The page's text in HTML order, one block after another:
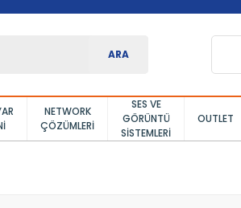
ARA
NETWORK
ÇÖZÜMLERI
SES VE
GÖRÜNTÜ
SISTEMLERI
OUTLET